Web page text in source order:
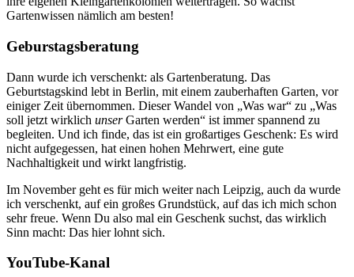
Gartenwissen nämlich am besten!
Geburstagsberatung
Dann wurde ich verschenkt: als Gartenberatung. Das
Geburtstagskind lebt in Berlin, mit einem zauberhaften Garten, vor
einiger Zeit übernommen. Dieser Wandel von „Was war“ zu „Was
soll jetzt wirklich unserGarten werden“ ist immer spannend zu
begleiten. Und ich finde, das ist ein großartiges Geschenk: Es wird
nicht aufgegessen, hat einen hohen Mehrwert, eine gute
Nachhaltigkeit und wirkt langfristig.
Im November geht es für mich weiter nach Leipzig, auch da wurde
ich verschenkt, auf ein großes Grundstück, auf das ich mich schon
sehr freue. Wenn Du also mal ein Geschenk suchst, das wirklich
Sinn macht: Das hier lohnt sich.
YouTube-Kanal